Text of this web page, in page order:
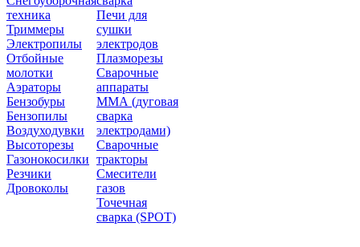
техника
Триммеры
Электропилы
Отбойные
молотки
Аэраторы
Бензобуры
Бензопилы
Воздуходувки
Высоторезы
Газонокосилки
Резчики
Дровоколы
Печи для
сушки
электродов
Плазморезы
Сварочные
аппараты
ММА (дуговая
сварка
электродами)
Сварочные
тракторы
Смесители
газов
Точечная
сварка (SPOT)